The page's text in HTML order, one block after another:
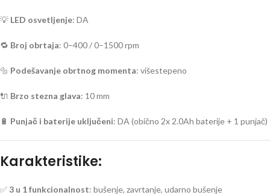
💡 LED osvetljenje: DA
🔁 Broj obrtaja: 0–400 / 0–1500 rpm
🔩 Podešavanje obrtnog momenta: višestepeno
🔌 Brzo stezna glava: 10 mm
🔋 Punjač i baterije uključeni: DA (obično 2x 2.0Ah baterije + 1 punjač)
Karakteristike:
✅3 u 1 funkcionalnost: bušenje, zavrtanje, udarno bušenje